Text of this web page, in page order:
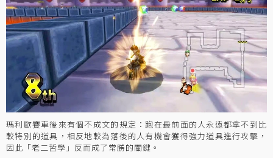
瑪利歐賽車後來有個不成文的規定：跑在最前面的人永遠都拿不到比
較特別的道具，相反地較為落後的人有機會獲得強力道具進行攻擊，
因此「老二哲學」反而成了常勝的關鍵。